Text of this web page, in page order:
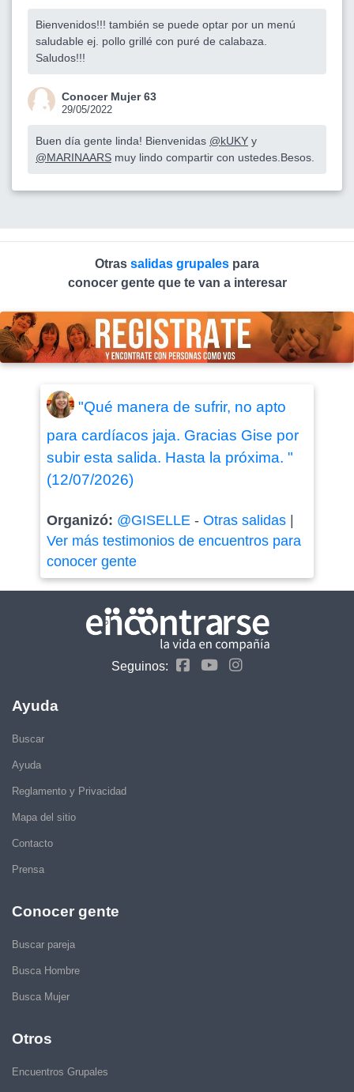
Bienvenidos!!! también se puede optar por un menú
saludable ej. pollo grillé con puré de calabaza.
Saludos!!!
Conocer Mujer 63
29/05/2022
Buen día gente linda! Bienvenidas @kUKY y
@MARINAARS muy lindo compartir con ustedes.Besos.
Otras salidas grupales para
conocer gente que te van a interesar
"Qué manera de sufrir, no apto
para cardíacos jaja. Gracias Gise por
subir esta salida. Hasta la próxima. "
(12/07/2026)
Organizó: @GISELLE- Otras salidas|
Ver más testimonios de encuentros para
conocer gente
Seguinos:
Ayuda
Buscar
Ayuda
Reglamento y Privacidad
Mapa del sitio
Contacto
Prensa
Conocer gente
Buscar pareja
Busca Hombre
Busca Mujer
Otros
Encuentros Grupales